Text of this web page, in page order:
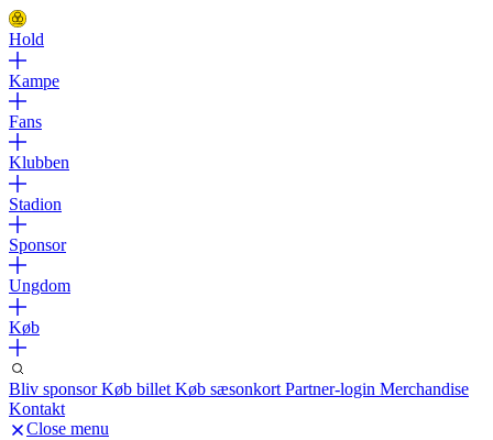
Hold
Kampe
Fans
Klubben
Stadion
Sponsor
Ungdom
Køb
Bliv sponsorKøb billet Køb sæsonkort Partner-login Merchandise
Kontakt
Close menu